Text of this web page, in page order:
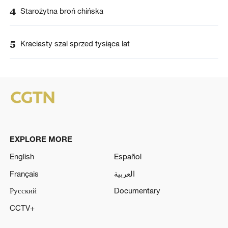
4 Starożytna broń chińska
5 Kraciasty szal sprzed tysiąca lat
EXPLORE MORE
English
Español
Français
العربية
Русский
Documentary
CCTV+